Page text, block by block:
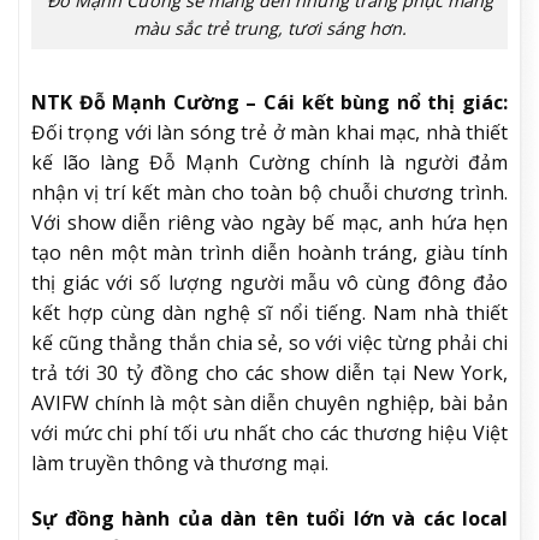
màu sắc trẻ trung, tươi sáng hơn.
NTK Đỗ Mạnh Cường – Cái kết bùng nổ thị giác:
Đối trọng với làn sóng trẻ ở màn khai mạc, nhà thiết
kế lão làng Đỗ Mạnh Cường chính là người đảm
nhận vị trí kết màn cho toàn bộ chuỗi chương trình.
Với show diễn riêng vào ngày bế mạc, anh hứa hẹn
tạo nên một màn trình diễn hoành tráng, giàu tính
thị giác với số lượng người mẫu vô cùng đông đảo
kết hợp cùng dàn nghệ sĩ nổi tiếng. Nam nhà thiết
kế cũng thẳng thắn chia sẻ, so với việc từng phải chi
trả tới 30 tỷ đồng cho các show diễn tại New York,
AVIFW chính là một sàn diễn chuyên nghiệp, bài bản
với mức chi phí tối ưu nhất cho các thương hiệu Việt
làm truyền thông và thương mại.
Sự đồng hành của dàn tên tuổi lớn và các local